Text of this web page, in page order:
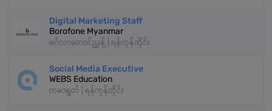
Digital Marketing Staff
Borofone Myanmar
မင်္ဂလာတောင်ညွှန့် | ရန်ကုန်တိုင်း
Social Media Executive
WEBS Education
ကမာရွတ် | ရန်ကုန်တိုင်း